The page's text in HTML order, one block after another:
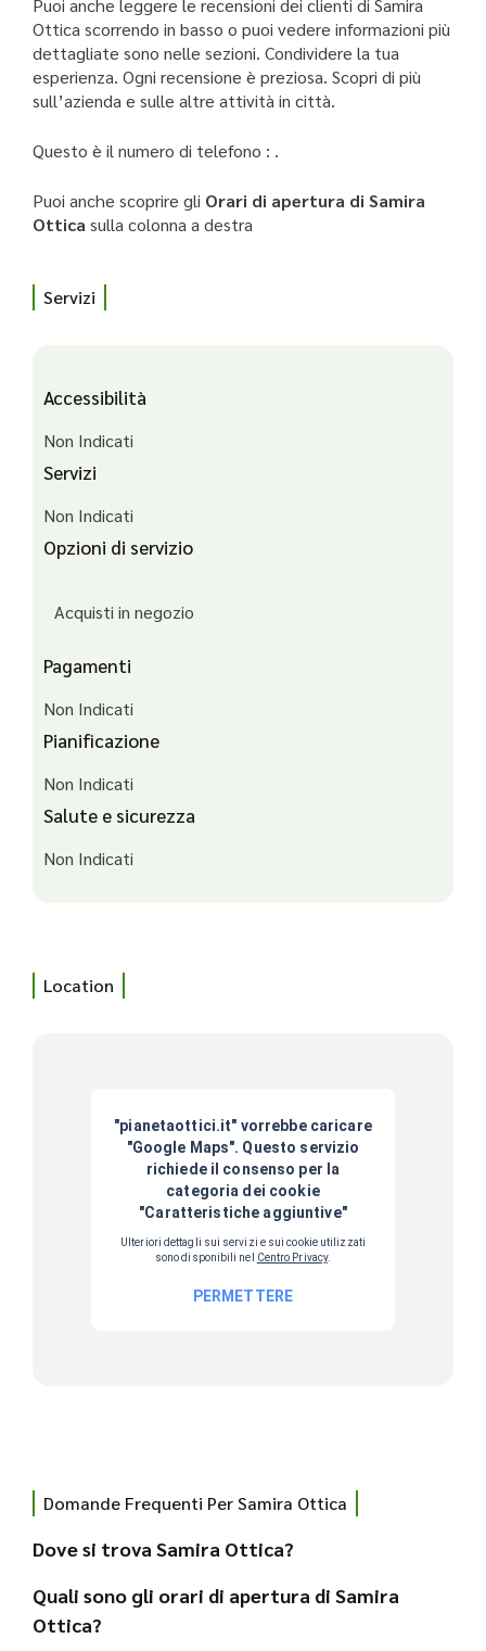
Puoi anche leggere le recensioni dei clienti di Samira
Ottica scorrendo in basso o puoi vedere informazioni più
dettagliate sono nelle sezioni. Condividere la tua
esperienza. Ogni recensione è preziosa. Scopri di più
sull’azienda e sulle altre attività in città.
Questo è il numero di telefono : .
Puoi anche scoprire gli Orari di apertura di Samira
Ottica sulla colonna a destra
Servizi
Accessibilità
Non Indicati
Servizi
Non Indicati
Opzioni di servizio
Acquisti in negozio
Pagamenti
Non Indicati
Pianificazione
Non Indicati
Salute e sicurezza
Non Indicati
Location
Domande Frequenti Per Samira Ottica
Dove si trova Samira Ottica?
Quali sono gli orari di apertura di Samira
Ottica?